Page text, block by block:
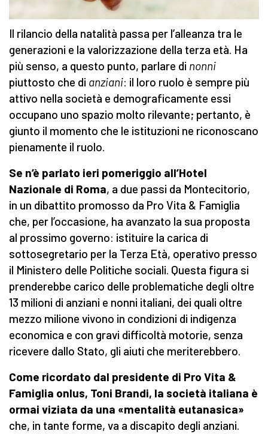
Il rilancio della natalità passa per l’alleanza tra le
generazioni e la valorizzazione della terza età. Ha
più senso, a questo punto, parlare di nonni
piuttosto che di anziani: il loro ruolo è sempre più
attivo nella società e demograficamente essi
occupano uno spazio molto rilevante; pertanto, è
giunto il momento che le istituzioni ne riconoscano
pienamente il ruolo.
Se n’è parlato ieri pomeriggio all’Hotel
Nazionale di Roma, a due passi da Montecitorio,
in un dibattito promosso da Pro Vita & Famiglia
che, per l’occasione, ha avanzato la sua proposta
al prossimo governo: istituire la carica di
sottosegretario per la Terza Età, operativo presso
il Ministero delle Politiche sociali. Questa figura si
prenderebbe carico delle problematiche degli oltre
13 milioni di anziani e nonni italiani, dei quali oltre
mezzo milione vivono in condizioni di indigenza
economica e con gravi difficoltà motorie, senza
ricevere dallo Stato, gli aiuti che meriterebbero.
Come ricordato dal presidente di Pro Vita &
Famiglia onlus, Toni Brandi, la società italiana è
ormai viziata da una «mentalità eutanasica»
che, in tante forme, va a discapito degli anziani.